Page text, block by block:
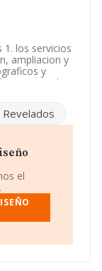
los servicios
ampliacion y
y
e impresión
es
de
en mercados
de la
definición de
la
En
de ventas
La plantilla
un número de
Revelados
el